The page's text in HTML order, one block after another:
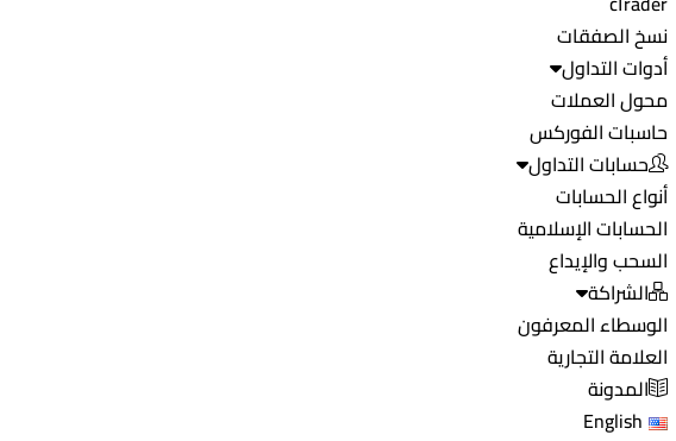
نسخ الصفقات
أدوات التداول
محول العملات
حاسبات الفوركس
حسابات التداول
أنواع الحسابات
الحسابات الإسلامية
السحب والإيداع
الشراكة
الوسطاء المعرفون
العلامة التجارية
المدونة
English